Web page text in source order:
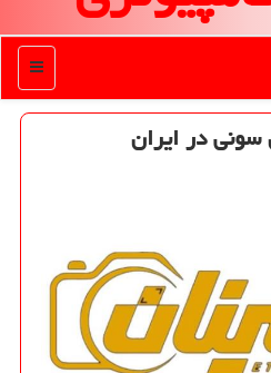
منو
سونی در ایران